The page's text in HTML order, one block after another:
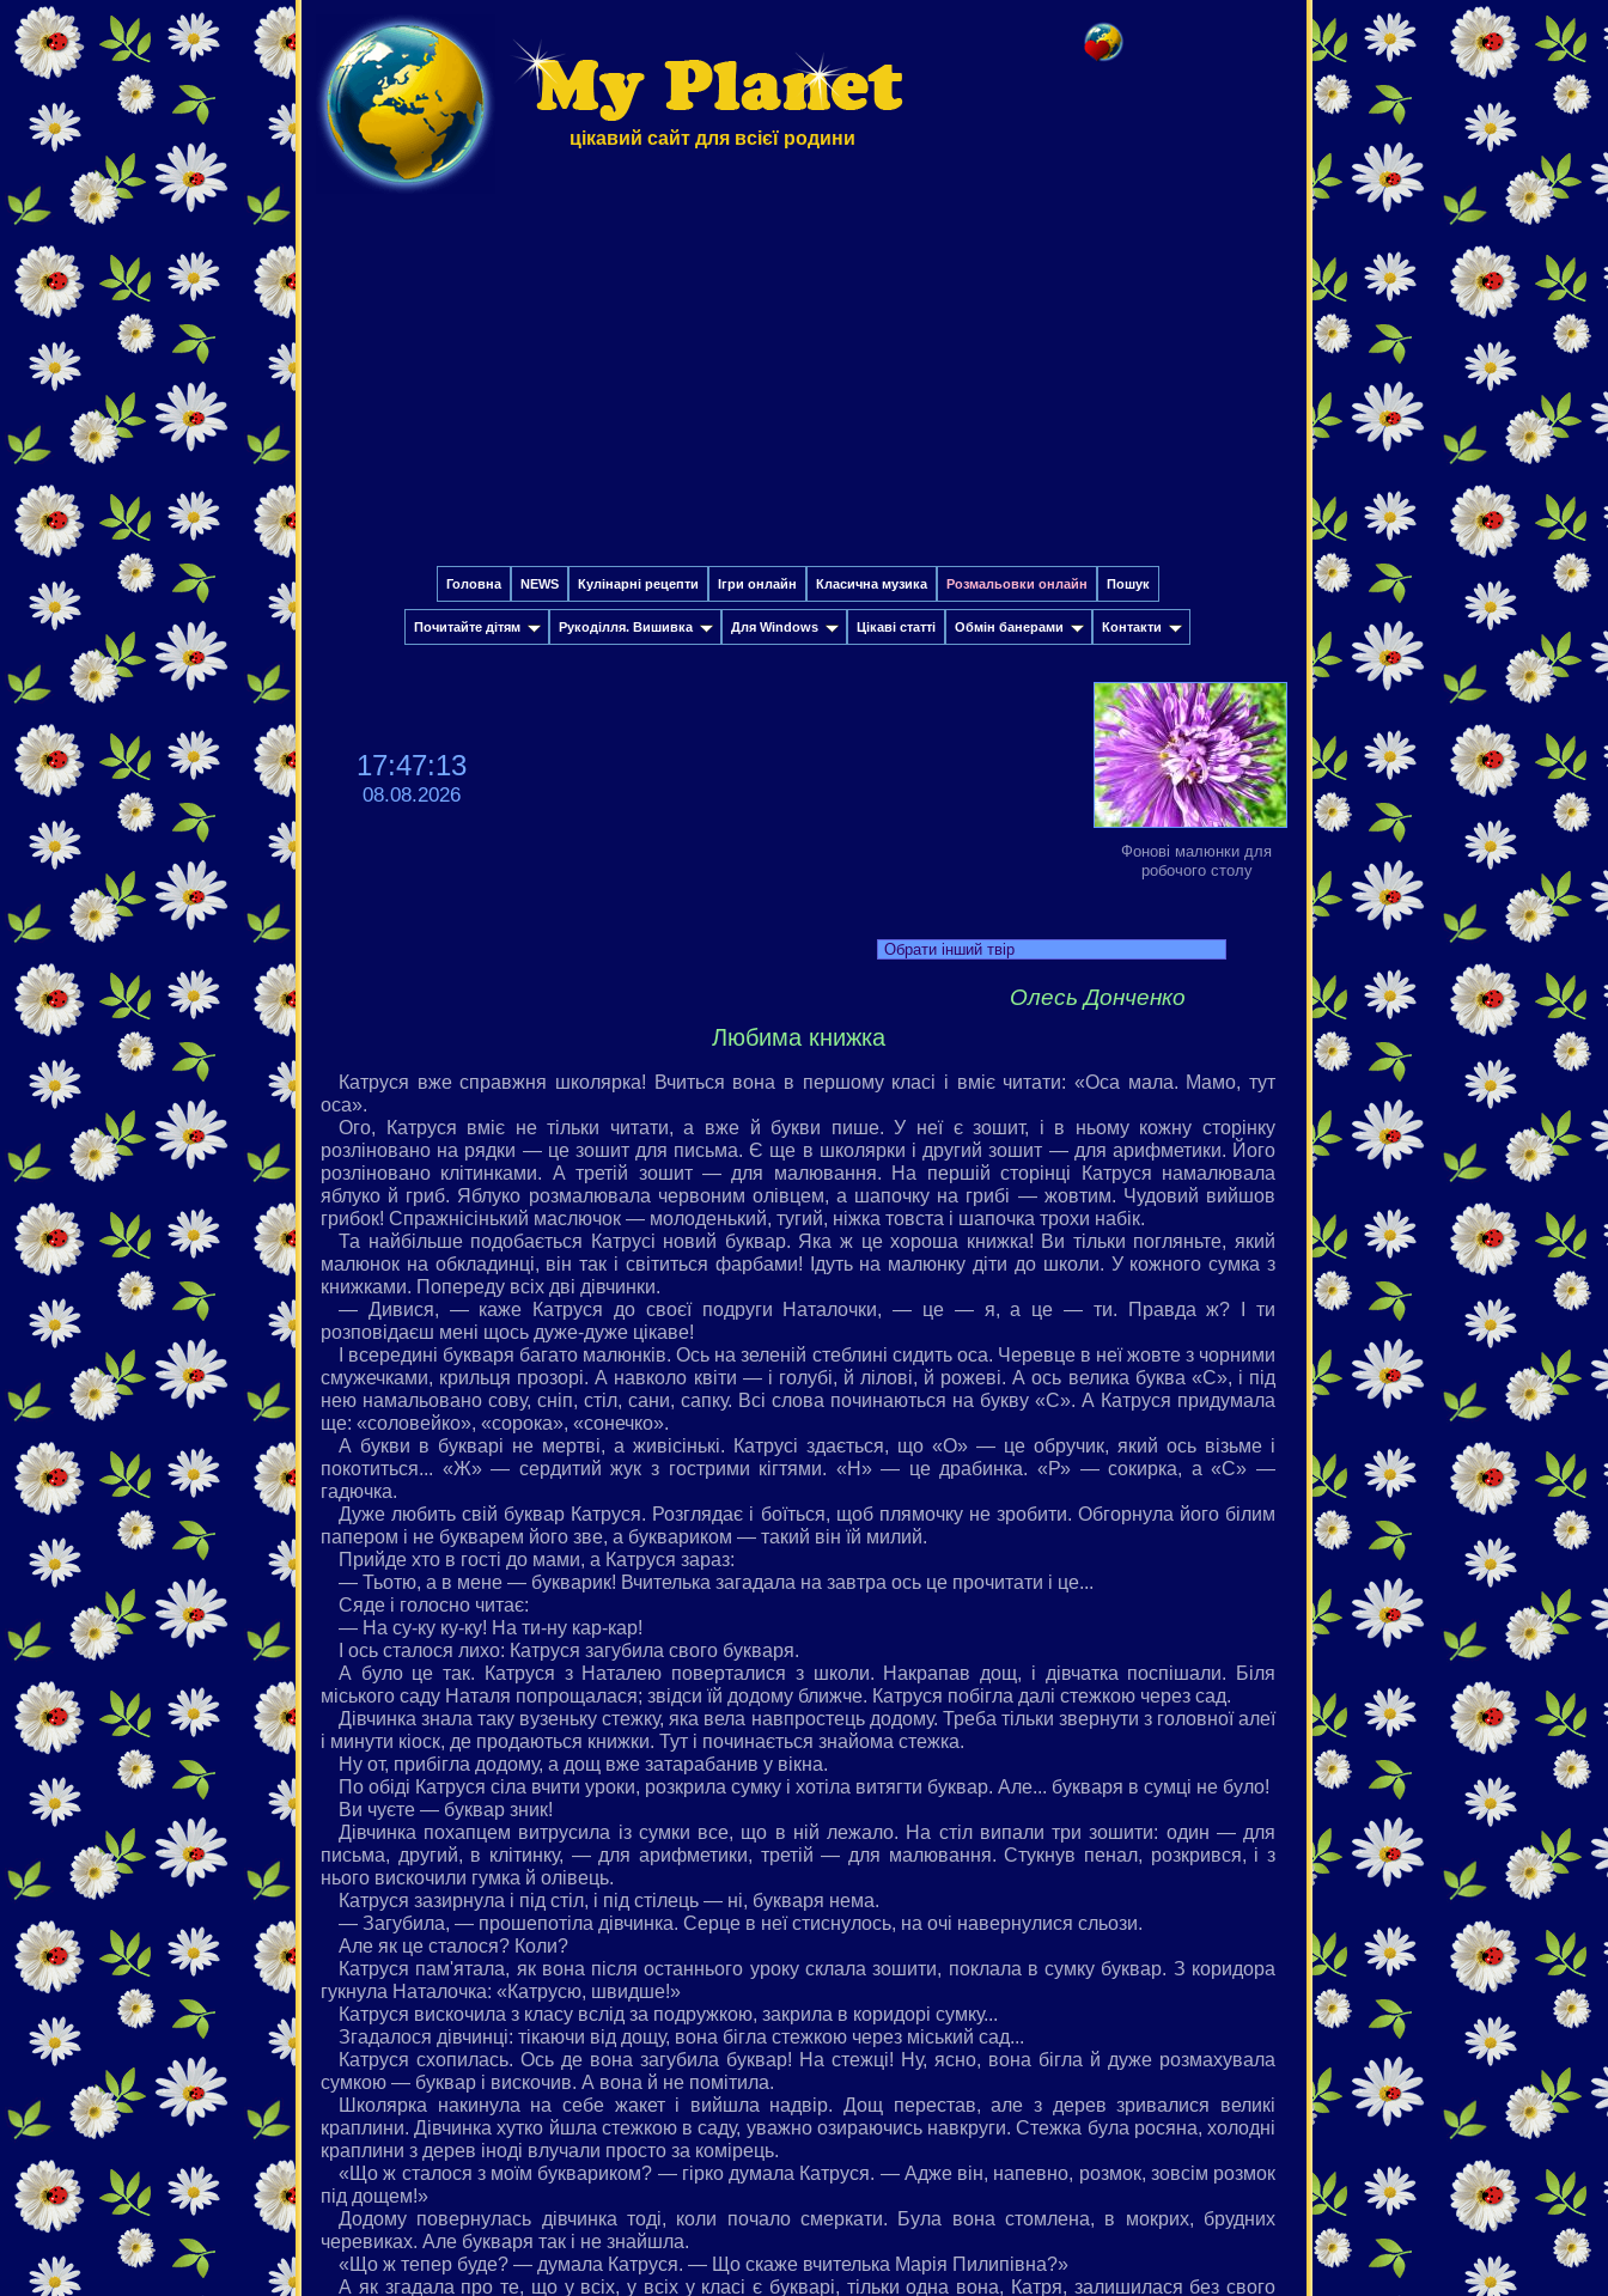
цікавий сайт для всієї родини
Головна NEWS Кулінарні рецепти Ігри онлайн Класична музика Розмальовки онлайн Пошук
Почитайте дітям Рукоділля. Вишивка Для Windows Цікаві статті Обмін банерами Контакти
17:47:14
08.08.2026
Фонові малюнки для
робочого столу
Обрати інший твір
Олесь Донченко
Любима книжка
Катруся вже справжня школярка! Вчиться вона в першому класі і вміє читати: «Оса мала. Мамо, тут
оса».
Ого, Катруся вміє не тільки читати, а вже й букви пише. У неї є зошит, і в ньому кожну сторінку
розліновано на рядки — це зошит для письма. Є ще в школярки і другий зошит — для арифметики. Його
розліновано клітинками. А третій зошит — для малювання. На першій сторінці Катруся намалювала
яблуко й гриб. Яблуко розмалювала червоним олівцем, а шапочку на грибі — жовтим. Чудовий вийшов
грибок! Спражнісінький маслючок — молоденький, тугий, ніжка товста і шапочка трохи набік.
Та найбільше подобається Катрусі новий буквар. Яка ж це хороша книжка! Ви тільки погляньте, який
малюнок на обкладинці, він так і світиться фарбами! Ідуть на малюнку діти до школи. У кожного сумка з
книжками. Попереду всіх дві дівчинки.
— Дивися, — каже Катруся до своєї подруги Наталочки, — це — я, а це — ти. Правда ж? І ти
розповідаєш мені щось дуже-дуже цікаве!
І всередині букваря багато малюнків. Ось на зеленій стеблині сидить оса. Черевце в неї жовте з чорними
смужечками, крильця прозорі. А навколо квіти — і голубі, й лілові, й рожеві. А ось велика буква «С», і під
нею намальовано сову, сніп, стіл, сани, сапку. Всі слова починаються на букву «С». А Катруся придумала
ще: «соловейко», «сорока», «сонечко».
А букви в букварі не мертві, а живісінькі. Катрусі здається, що «О» — це обручик, який ось візьме і
покотиться... «Ж» — сердитий жук з гострими кігтями. «Н» — це драбинка. «Р» — сокирка, а «С» —
гадючка.
Дуже любить свій буквар Катруся. Розглядає і боїться, щоб плямочку не зробити. Обгорнула його білим
папером і не букварем його зве, а буквариком — такий він їй милий.
Прийде хто в гості до мами, а Катруся зараз:
— Тьотю, а в мене — букварик! Вчителька загадала на завтра ось це прочитати і це...
Сяде і голосно читає:
— На су-ку ку-ку! На ти-ну кар-кар!
І ось сталося лихо: Катруся загубила свого букваря.
А було це так. Катруся з Наталею поверталися з школи. Накрапав дощ, і дівчатка поспішали. Біля
міського саду Наталя попрощалася; звідси їй додому ближче. Катруся побігла далі стежкою через сад.
Дівчинка знала таку вузеньку стежку, яка вела навпростець додому. Треба тільки звернути з головної алеї
і минути кіоск, де продаються книжки. Тут і починається знайома стежка.
Ну от, прибігла додому, а дощ вже затарабанив у вікна.
По обіді Катруся сіла вчити уроки, розкрила сумку і хотіла витягти буквар. Але... букваря в сумці не було!
Ви чуєте — буквар зник!
Дівчинка похапцем витрусила із сумки все, що в ній лежало. На стіл випали три зошити: один — для
письма, другий, в клітинку, — для арифметики, третій — для малювання. Стукнув пенал, розкрився, і з
нього вискочили гумка й олівець.
Катруся зазирнула і під стіл, і під стілець — ні, букваря нема.
— Загубила, — прошепотіла дівчинка. Серце в неї стиснулось, на очі навернулися сльози.
Але як це сталося? Коли?
Катруся пам'ятала, як вона після останнього уроку склала зошити, поклала в сумку буквар. З коридора
гукнула Наталочка: «Катрусю, швидше!»
Катруся вискочила з класу вслід за подружкою, закрила в коридорі сумку...
Згадалося дівчинці: тікаючи від дощу, вона бігла стежкою через міський сад...
Катруся схопилась. Ось де вона загубила буквар! На стежці! Ну, ясно, вона бігла й дуже розмахувала
сумкою — буквар і вискочив. А вона й не помітила.
Школярка накинула на себе жакет і вийшла надвір. Дощ перестав, але з дерев зривалися великі
краплини. Дівчинка хутко йшла стежкою в саду, уважно озираючись навкруги. Стежка була росяна, холодні
краплини з дерев іноді влучали просто за комірець.
«Що ж сталося з моїм буквариком? — гірко думала Катруся. — Адже він, напевно, розмок, зовсім розмок
під дощем!»
Додому повернулась дівчинка тоді, коли почало смеркати. Була вона стомлена, в мокрих, брудних
черевиках. Але букваря так і не знайшла.
«Що ж тепер буде? — думала Катруся. — Що скаже вчителька Марія Пилипівна?»
А як згадала про те, що у всіх, у всіх у класі є букварі, тільки одна вона, Катря, залишилася без свого